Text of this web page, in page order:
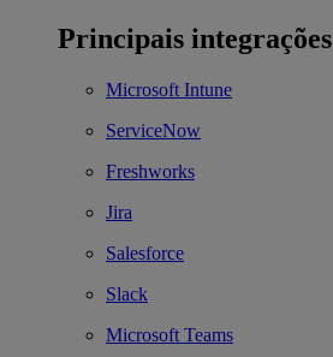
Principais integrações
Microsoft Intune
ServiceNow
Freshworks
Jira
Salesforce
Slack
Microsoft Teams